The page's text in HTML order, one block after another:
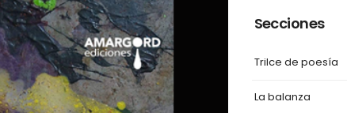
Secciones
Trilce de poesía
La balanza